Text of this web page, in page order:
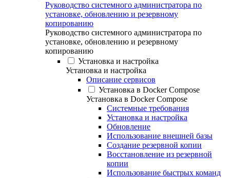
Руководство системного администратора по
установке, обновлению и резервному
копированию
Руководство системного администратора по
установке, обновлению и резервному
копированию
Установка и настройка
Установка и настройка
Описание сервисов
Установка в Docker Compose
Установка в Docker Compose
Системные требования
Установка и настройка
Обновление
Использование внешней базы
Создание резервной копии
Восстановление из резервной
копии
Использование быстрых команд